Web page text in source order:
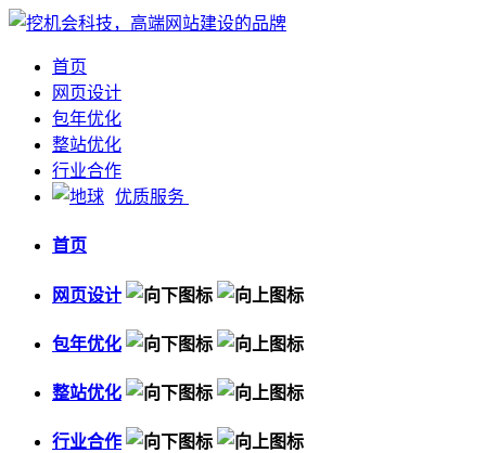
首页
网页设计
包年优化
整站优化
行业合作
优质服务
首页
网页设计
包年优化
整站优化
行业合作